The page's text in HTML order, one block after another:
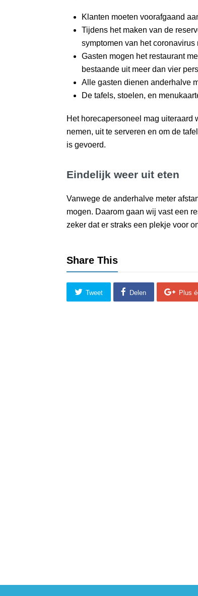
Klanten moeten voorafgaand
Tijdens het maken van de
symptomen van het
Gasten mogen het restaurant
bestaande uit meer dan vier
Alle gasten dienen anderhalve
De tafels, stoelen, en
Het horecapersoneel mag uiteraard
nemen, uit te serveren en om de
is gevoerd.
Eindelijk weer uit eten
Vanwege de anderhalve meter
mogen. Daarom gaan wij vast een
zeker dat er straks een plekje voor
Share This
Tweet Delen Plus